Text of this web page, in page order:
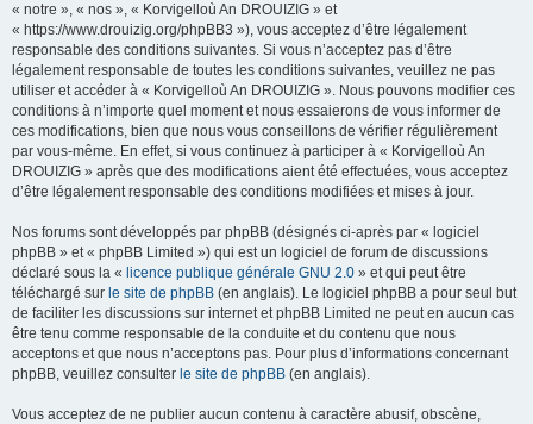
« notre », « nos », « Korvigelloù An DROUIZIG » et
« https://www.drouizig.org/phpBB3 »), vous acceptez d’être légalement
responsable des conditions suivantes. Si vous n’acceptez pas d’être
légalement responsable de toutes les conditions suivantes, veuillez ne pas
utiliser et accéder à « Korvigelloù An DROUIZIG ». Nous pouvons modifier ces
conditions à n’importe quel moment et nous essaierons de vous informer de
ces modifications, bien que nous vous conseillons de vérifier régulièrement
par vous-même. En effet, si vous continuez à participer à « Korvigelloù An
DROUIZIG » après que des modifications aient été effectuées, vous acceptez
d’être légalement responsable des conditions modifiées et mises à jour.
Nos forums sont développés par phpBB (désignés ci-après par « logiciel
phpBB » et « phpBB Limited ») qui est un logiciel de forum de discussions
déclaré sous la « licence publique générale GNU 2.0 » et qui peut être
téléchargé sur le site de phpBB (en anglais). Le logiciel phpBB a pour seul but
de faciliter les discussions sur internet et phpBB Limited ne peut en aucun cas
être tenu comme responsable de la conduite et du contenu que nous
acceptons et que nous n’acceptons pas. Pour plus d’informations concernant
phpBB, veuillez consulter le site de phpBB (en anglais).
Vous acceptez de ne publier aucun contenu à caractère abusif, obscène,